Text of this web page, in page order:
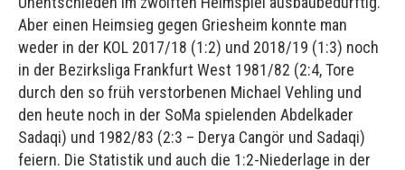
Aber einen Heimsieg gegen Griesheim konnte man
weder in der KOL 2017/18 (1:2) und 2018/19 (1:3) noch
in der Bezirksliga Frankfurt West 1981/82 (2:4, Tore
durch den so früh verstorbenen Michael Vehling und
den heute noch in der SoMa spielenden Abdelkader
Sadaqi) und 1982/83 (2:3 – Derya Cangör und Sadaqi)
feiern. Die Statistik und auch die 1:2-Niederlage in der